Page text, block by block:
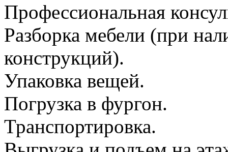
Профессиональная
Разборка мебели (при
конструкций).
Упаковка вещей.
Погрузка в фургон.
Транспортировка.